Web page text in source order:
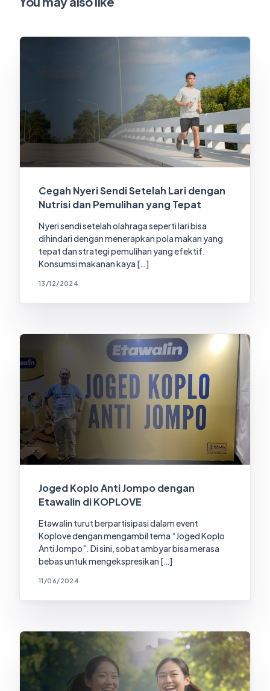
Cegah Nyeri Sendi Setelah Lari dengan
Nutrisi dan Pemulihan yang Tepat
Nyeri sendi setelah olahraga seperti lari bisa
dihindari dengan menerapkan pola makan yang
tepat dan strategi pemulihan yang efektif.
Konsumsi makanan kaya […]
13/12/2024
Joged Koplo Anti Jompo dengan
Etawalin di KOPLOVE
Etawalin turut berpartisipasi dalam event
Koplove dengan mengambil tema “Joged Koplo
Anti Jompo”. Di sini, sobat ambyar bisa merasa
bebas untuk mengekspresikan […]
11/06/2024